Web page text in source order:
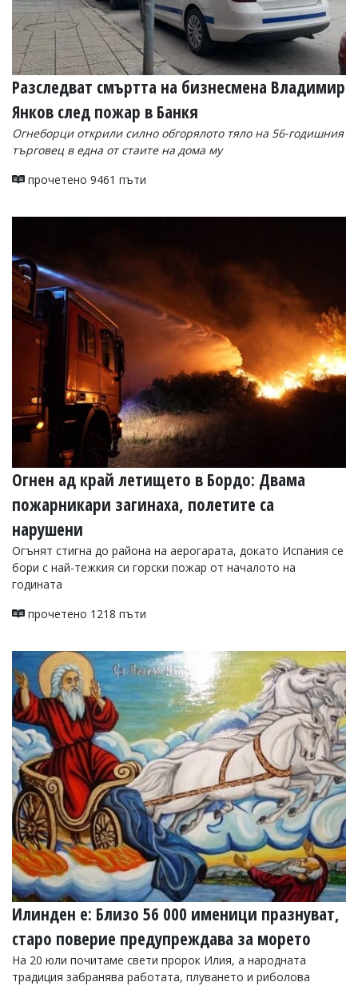
Разследват смъртта на бизнесмена Владимир
Янков след пожар в Банкя
Огнеборци открили силно обгорялото тяло на 56-годишния
търговец в една от стаите на дома му
прочетено 9461 пъти
Огнен ад край летището в Бордо: Двама
пожарникари загинаха, полетите са
нарушени
Огънят стигна до района на аерогарата, докато Испания се
бори с най-тежкия си горски пожар от началото на
годината
прочетено 1218 пъти
Илинден е: Близо 56 000 именици празнуват,
старо поверие предупреждава за морето
На 20 юли почитаме свети пророк Илия, а народната
традиция забранява работата, плуването и риболова